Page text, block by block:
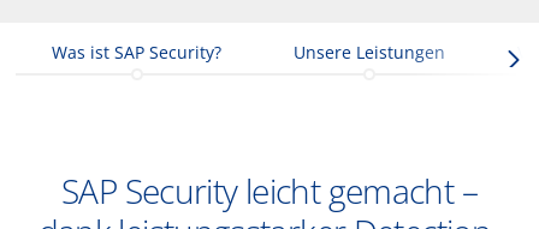
Was ist SAP Security? Unsere Leistungen
SAP Security leicht gemacht –